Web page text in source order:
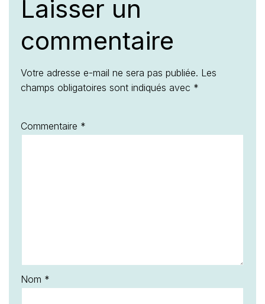
Laisser un
commentaire
Votre adresse e-mail ne sera pas publiée. Les
champs obligatoires sont indiqués avec *
Commentaire *
Nom *